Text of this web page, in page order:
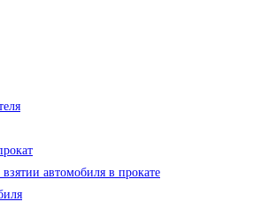
автомобиля в прокате